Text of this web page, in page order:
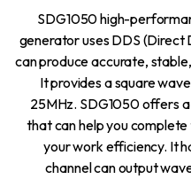
SDG1050 high-
generator uses DDS (Direct
can produce accurate,
It provides a square
25MHz. SDG1050 offers
that can help you
your work efficiency. It
channel can output